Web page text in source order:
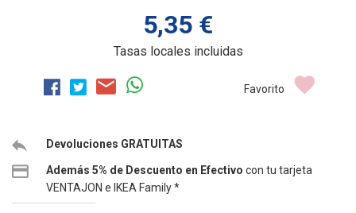
5,35 €
Tasas locales incluidas
Favorito
Devoluciones GRATUITAS
Además 5% de Descuento en Efectivo con tu tarjeta
VENTAJON e IKEA Family *